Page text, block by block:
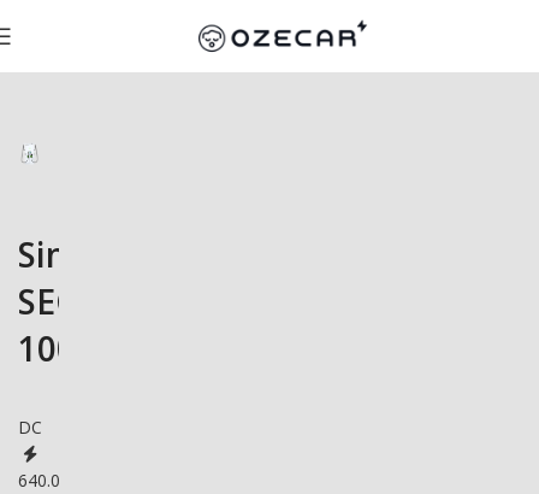
Sinexcel
SEC
1000/640Y
DC
640.0